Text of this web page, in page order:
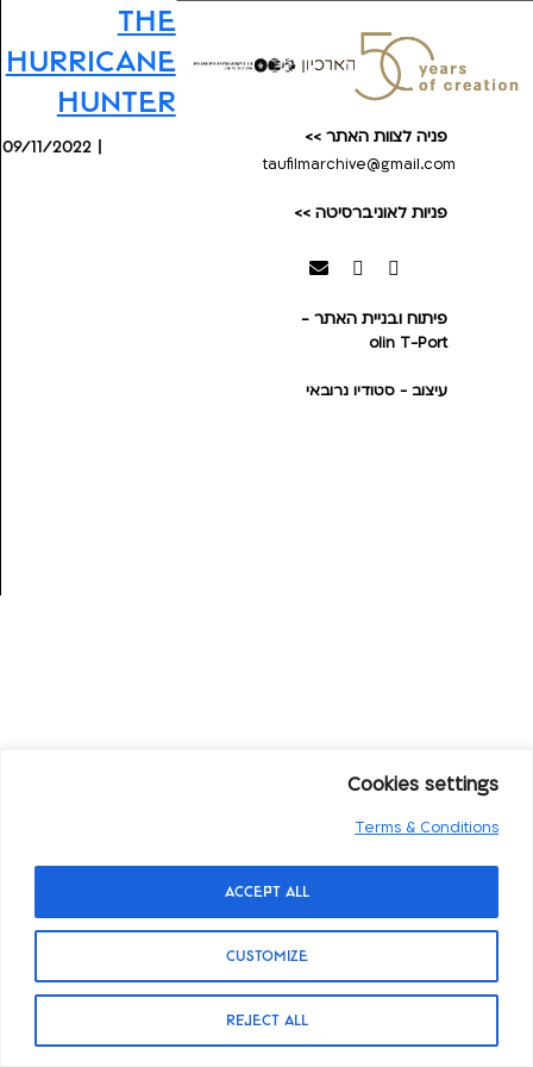
Cookies settings
Terms & Conditions
Customize
Reject All
Accept All
The
Hurricane
Hunter
09/11/2022 |
פיתוח ובניית האתר -
T-Port
olin
עיצוב - סטודיו נרובאי
פניות לאוניברסיטה >>
פניה לצוות האתר >>
taufilmarchive@gmail.com